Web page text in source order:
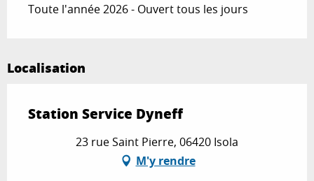
Toute l'année 2026 - Ouvert tous les jours
Localisation
Station Service Dyneff
23 rue Saint Pierre, 06420 Isola
M'y rendre